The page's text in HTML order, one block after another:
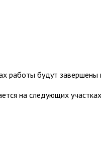
работы будут завершены
на следующих